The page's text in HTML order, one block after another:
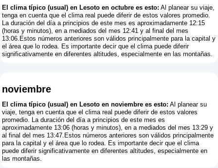
El clima típico (usual) en Lesoto en octubre es esto: Al planear su viaje,
tenga en cuenta que el clima real puede diferir de estos valores promedio.
La duración del día a principios de este mes es aproximadamente 12:15
(horas y minutos), en a mediados del mes 12:41 y al final del mes
13:06.Estos números anteriores son válidos principalmente para la capital y
el área que lo rodea. Es importante decir que el clima puede diferir
significativamente en diferentes altitudes, especialmente en las montañas.
noviembre
El clima típico (usual) en Lesoto en noviembre es esto: Al planear su
viaje, tenga en cuenta que el clima real puede diferir de estos valores
promedio. La duración del día a principios de este mes es
aproximadamente 13:06 (horas y minutos), en a mediados del mes 13:29 y
al final del mes 13:47.Estos números anteriores son válidos principalmente
para la capital y el área que lo rodea. Es importante decir que el clima
puede diferir significativamente en diferentes altitudes, especialmente en
las montañas.